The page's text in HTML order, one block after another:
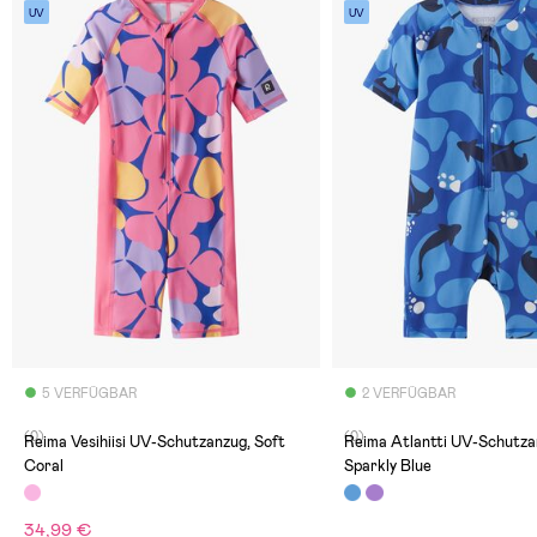
UV
5 VERFÜGBAR
(0)
Reima Vesihiisi UV-Schutzanzug, Soft
Coral
34,99 €
UV
2 VERFÜGBAR
(0)
Reima Atlantti UV-
Sparkly Blue